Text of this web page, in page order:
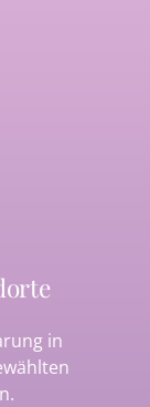
in